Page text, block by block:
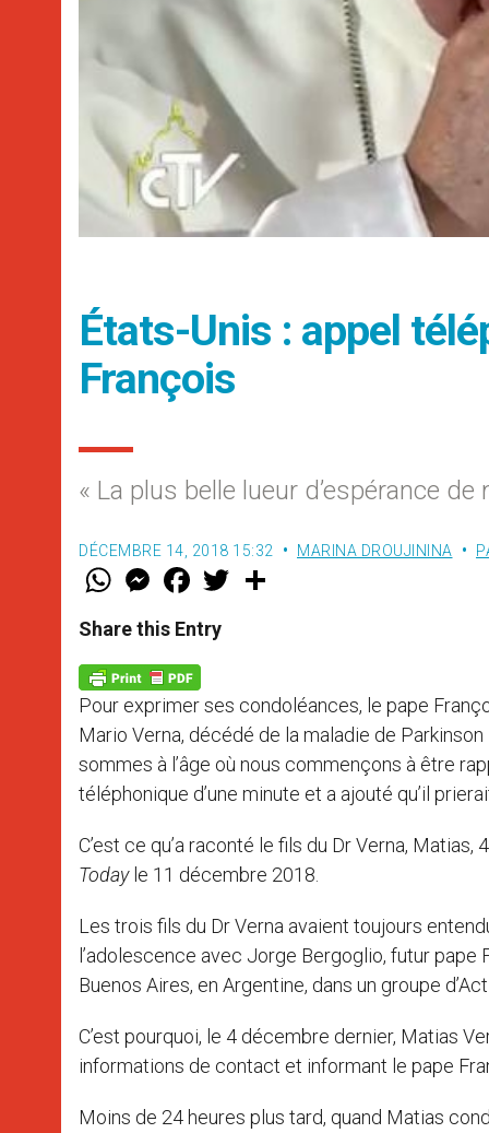
États-Unis : appel
François
« La plus belle lueur d’espérance de
DÉCEMBRE 14, 2018 15:32 MARINA DROUJININA
W
t
s
p
p
M
e
s
e
g
e
r
F
a
e
b
k
w
Share this Entry
Pour exprimer ses condoléances, le pape
Mario Verna, décédé de la maladie de
sommes à l’âge où nous commençons à être
téléphonique d’une minute et a ajouté qu’il
C’est ce qu’a raconté le fils du Dr Verna,
Todayle 11 décembre 2018.
Les trois fils du Dr Verna avaient toujours
l’adolescence avec Jorge Bergoglio, futur
Buenos Aires, en Argentine, dans un groupe
C’est pourquoi, le 4 décembre dernier, Matias
informations de contact et informant le pape
Moins de 24 heures plus tard, quand Matias